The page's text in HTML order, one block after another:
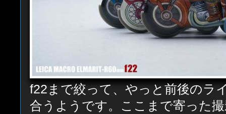
f22まで絞って、やっと前後のラ
合うようです。ここまで寄った